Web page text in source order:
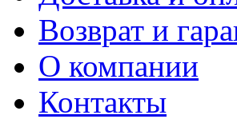
Возврат и
О компании
Контакты